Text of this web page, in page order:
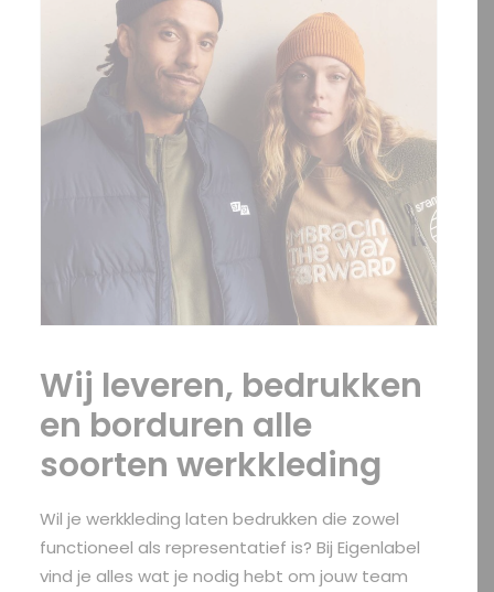
Wij leveren, bedrukken
en borduren alle
soorten werkkleding
Wil je werkkleding laten bedrukken die zowel
functioneel als representatief is? Bij Eigenlabel
vind je alles wat je nodig hebt om jouw team